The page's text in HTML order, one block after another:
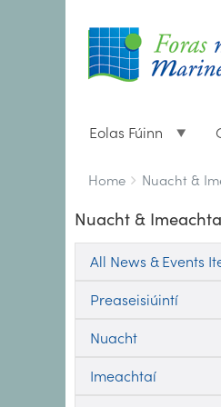
Eolas Fúinn
Breadcrumbs
You
here:
Home Nuacht &
Nuacht &
All News & Events
Preaseisiúintí
Nuacht
Imeachtaí